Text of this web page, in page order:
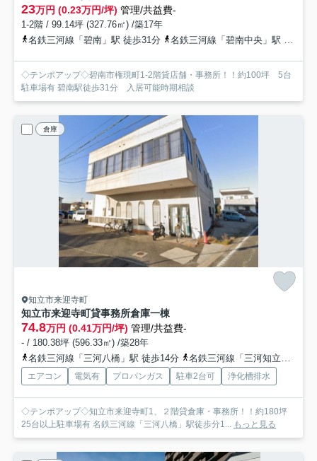
23万円 (0.23万円/坪) 管理/共益費-
1-2階 / 99.14坪 (327.76㎡) /築17年
名鉄三河線「碧南」駅 徒歩31分
名鉄三河線「碧南中央」駅 徒歩49分
◇テンポアップ◇碧南市権現町1-2階貸店舗・事務所！！約100坪 5台
駐車場有 碧南駅徒歩31分 入居可能時期相談
倉庫
知立市来迎寺町
知立市来迎寺町貸事務所倉庫一棟
74.8万円 (0.41万円/坪) 管理/共益費-
- / 180.38坪 (596.33㎡) /築28年
名鉄三河線「三河八橋」駅 徒歩14分
名鉄三河線「三河知立」駅 徒歩27分
エアコン 電気有 プロパンガス 駐車2台可 浄化槽排水
◇テンポアップ◇知立市来迎寺町1、２階貸倉庫・事務所！！約180坪
25台以上駐車場有 名鉄三河線「三河八橋」駅徒歩分1... もっと見る